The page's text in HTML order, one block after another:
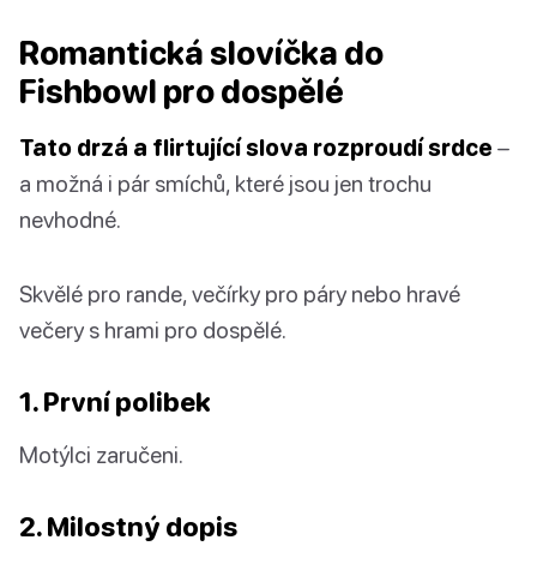
Romantická slovíčka do
Fishbowl pro dospělé
Tato drzá a flirtující slova rozproudí srdce –
a možná i pár smíchů, které jsou jen trochu
nevhodné.
Skvělé pro rande, večírky pro páry nebo hravé
večery s hrami pro dospělé.
1. První polibek
Motýlci zaručeni.
2. Milostný dopis